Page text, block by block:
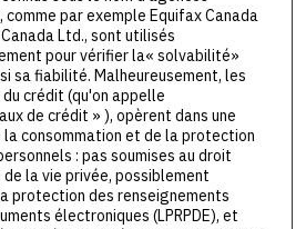
comme par exemple Equifax Canada
Ltd., sont utilisés
pour vérifier la« solvabilité»
sa fiabilité. Malheureusement, les
crédit (qu'on appelle
de crédit » ), opèrent dans une
la consommation et de la protection
: pas soumises au droit
la vie privée, possiblement
protection des renseignements
électroniques (LPRPDE), et